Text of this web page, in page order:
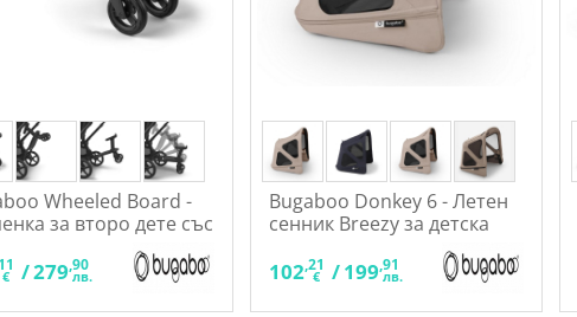
Wheeled Board -
за второ дете със
€ /279,90
лв.
Bugaboo Donkey 6 - Летен
сенник Breezy за детска
102,21
€ /199,91
лв.